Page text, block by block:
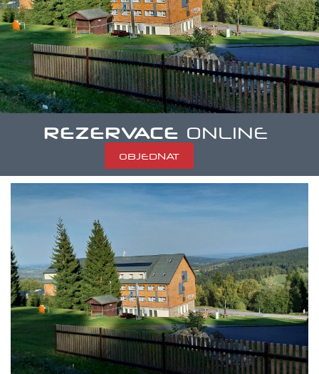
Pro firmy
Foto
Rezervace
WebCam
KontaktREZERVACE ONLINE
OBJEDNAT